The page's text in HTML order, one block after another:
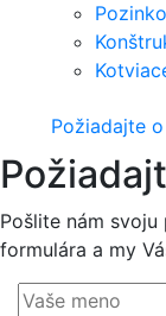
Požiadajte
Pošlite nám
formulára a my